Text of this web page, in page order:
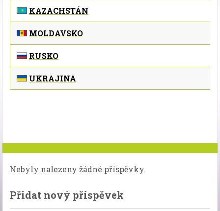
KAZACHSTÁN
MOLDAVSKO
RUSKO
UKRAJINA
Nebyly nalezeny žádné příspěvky.
Přidat nový příspěvek